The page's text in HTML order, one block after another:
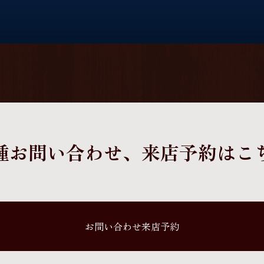
お問い合わせ、 来店予約はこ
お問い合わせ来店予約